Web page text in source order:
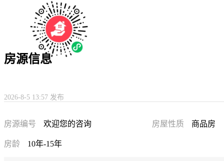
房源信息
2026-8-5 13:57 发布
房源编号 欢迎您的咨询 房屋性质 商品房
房龄 10年-15年